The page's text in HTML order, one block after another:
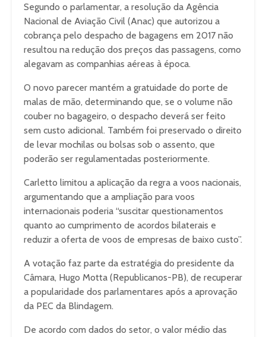
Segundo o parlamentar, a resolução da Agência
Nacional de Aviação Civil (Anac) que autorizou a
cobrança pelo despacho de bagagens em 2017 não
resultou na redução dos preços das passagens, como
alegavam as companhias aéreas à época.
O novo parecer mantém a gratuidade do porte de
malas de mão, determinando que, se o volume não
couber no bagageiro, o despacho deverá ser feito
sem custo adicional. Também foi preservado o direito
de levar mochilas ou bolsas sob o assento, que
poderão ser regulamentadas posteriormente.
Carletto limitou a aplicação da regra a voos nacionais,
argumentando que a ampliação para voos
internacionais poderia “suscitar questionamentos
quanto ao cumprimento de acordos bilaterais e
reduzir a oferta de voos de empresas de baixo custo”.
A votação faz parte da estratégia do presidente da
Câmara, Hugo Motta (Republicanos-PB), de recuperar
a popularidade dos parlamentares após a aprovação
da PEC da Blindagem.
De acordo com dados do setor, o valor médio das